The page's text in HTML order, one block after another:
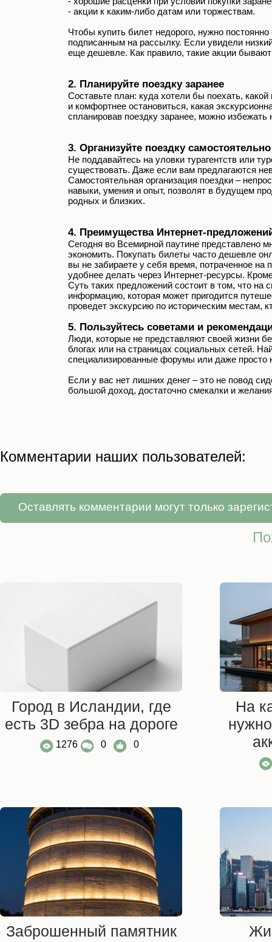
- акции к каким-либо датам или торжествам.
Чтобы купить билет недорого, нужно
подписанным на рассылку. Если увидели
еще дешевле. Как правило, такие акции
2. Планируйте поездку заранее
Составьте план: куда хотели бы поехать,
и комфортнее остановиться, какая
спланировав поездку заранее, можно
3. Организуйте поездку самостоятельно
Не поддавайтесь на уловки турагентств или
существовать. Даже если вам предлагаются
Самостоятельная организация поездки –
навыки, умения и опыт, позволят в будущем
родных и близких.
4. Преимущества Интернет-
Сегодня во Всемирной паутине представлено
экономить. Покупать билеты часто дешевле
вы не забираете у себя время, потраченное на
удобнее делать через Интернет-ресурсы.
Суть таких предложений состоит в том, что
информацию, которая может пригодится
проведет экскурсию по историческим местам,
5. Пользуйтесь советами и
Люди, которые не представляют своей жизни
блогах или на страницах социальных сетей.
специализированные форумы или даже просто
Если у вас нет лишних денег – это не повод
большой доход, достаточно смекалки и
Комментарии наших пользователей:
Оставлять комментарии могут только
Город в Исландии, где
есть 3D зебра на дороге
1276 0 0
На
Заброшенный памятник